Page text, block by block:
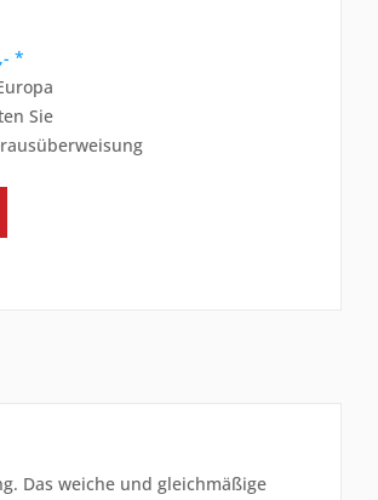
*
Sie
Das weiche und gleichmäßige